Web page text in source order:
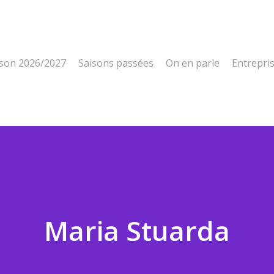
2026/2027 Saisons passées On en parle
Maria Stuarda